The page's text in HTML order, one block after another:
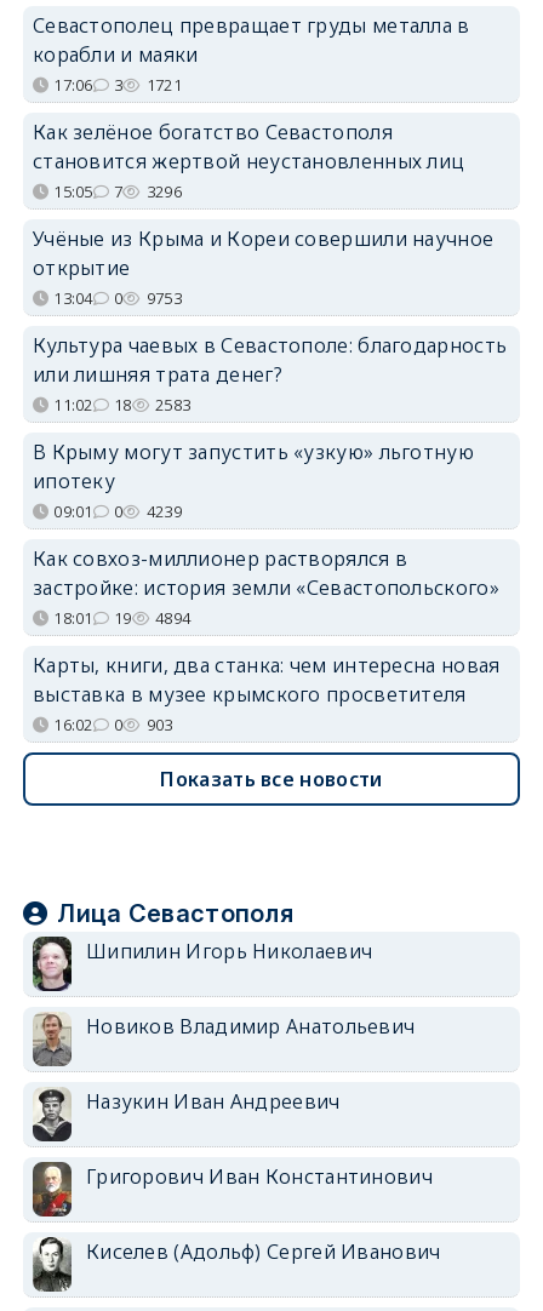
Севастополец превращает груды металла в
корабли и маяки
17:06 3 1721
Как зелёное богатство Севастополя
становится жертвой неустановленных лиц
15:05 7 3296
Учёные из Крыма и Кореи совершили научное
открытие
13:04 0 9753
Культура чаевых в Севастополе: благодарность
или лишняя трата денег?
11:02 18 2583
В Крыму могут запустить «узкую» льготную
ипотеку
09:01 0 4239
Как совхоз-миллионер растворялся в
застройке: история земли «Севастопольского»
18:01 19 4894
Карты, книги, два станка: чем интересна новая
выставка в музее крымского просветителя
16:02 0 903
Показать все новости
Лица Севастополя
Шипилин Игорь Николаевич
Новиков Владимир Анатольевич
Назукин Иван Андреевич
Григорович Иван Константинович
Киселев (Адольф) Сергей Иванович